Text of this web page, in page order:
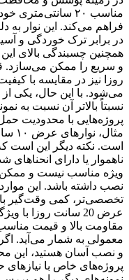
مناسب ۲۰
فراهم می‌کند. این نوار به
در برابر ترک خوردگی و
همچنین چسبندگی بالای
روزا نیز در مقایسه با
می‌شود. با این حال، یکی
نسبتاً بالاتر آن نسبت به
پروژه‌هایی با محدودیت
است. نکته دیگر این است
ناهموار یا دارای انحناهای
ویژه مناسب نیست و ممکن
نصب داشته باشد. این
تخصصی‌تر، کمی وقت‌گیر
عرض 20 سانت روزا
مقاومت بالا و قیمت
معمولی به شمار می‌آید.
و نصب آسان هستید، این
پروژه‌های خاص با